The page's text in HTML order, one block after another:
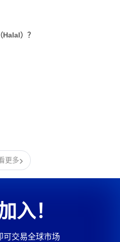
）？
更多›
入！
可交易全球市场